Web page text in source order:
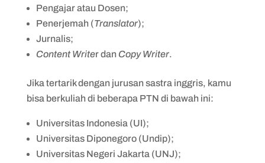
Pengajar atau Dosen;
Penerjemah (Translator);
Jurnalis;
Content Writer dan Copy Writer.
Jika tertarik dengan jurusan sastra inggris, kamu
bisa berkuliah di beberapa PTN di bawah ini:
Universitas Indonesia (UI);
Universitas Diponegoro (Undip);
Universitas Negeri Jakarta (UNJ);